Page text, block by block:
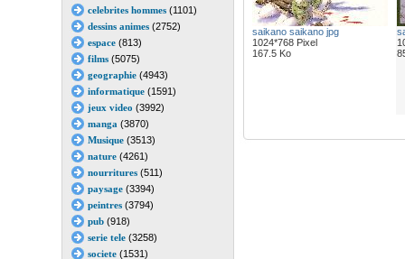
celebrites hommes(1101)
dessins animes(2752)
espace(813)
films(5075)
geographie(4943)
informatique(1591)
jeux video (3992)
manga (3870)
Musique(3513)
nature(4261)
nourritures(511)
paysage(3394)
peintres(3794)
pub(918)
serie tele(3258)
societe(1531)
saikano saikano jpg
1024*768 Pixel
167.5 Ko